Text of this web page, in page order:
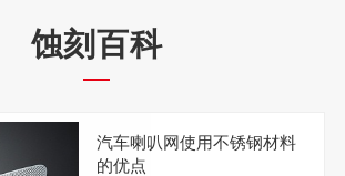
蚀刻百科
汽车喇叭网使用不锈钢材料
的优点